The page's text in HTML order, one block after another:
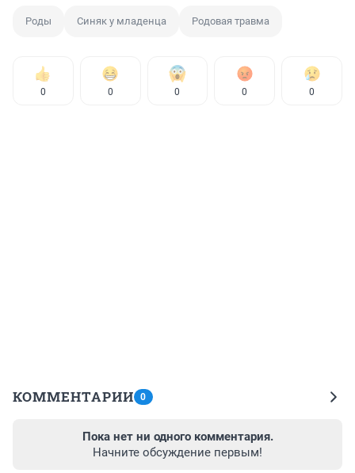
Роды Синяк у младенца Родовая травма
0 0 0 0 0
КОММЕНТАРИИ 0
Пока нет ни одного комментария.
Начните обсуждение первым!